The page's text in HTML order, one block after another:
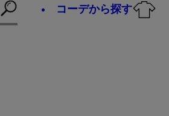
コーデから探す